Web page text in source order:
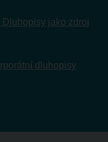
jako zdroj
dluhopisy